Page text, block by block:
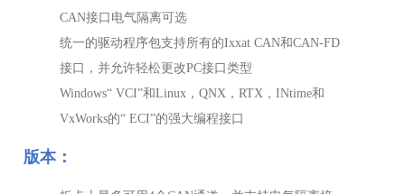
CAN接口电气隔离可选
统一的驱动程序包支持所有的Ixxat CAN和CAN-FD
接口，并允许轻松更改PC接口类型
Windows“ VCI”和Linux，QNX，RTX，INtime和
VxWorks的“ ECI”的强大编程接口
版本：